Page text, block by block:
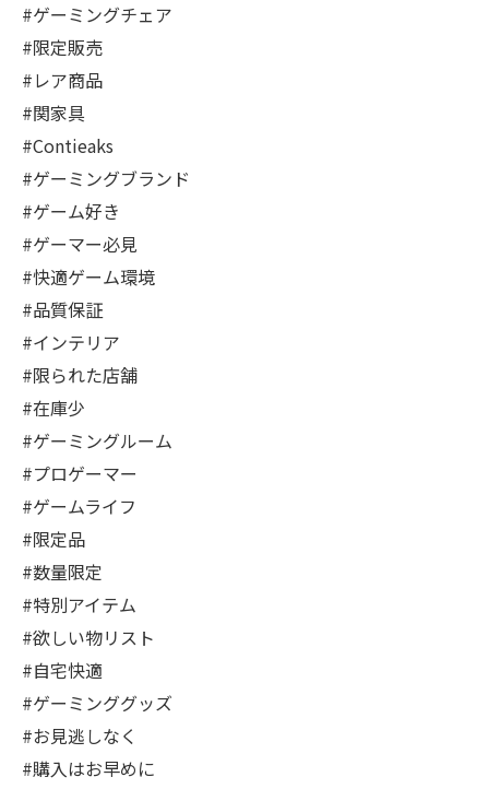
#ゲーミングチェア
#限定販売
#レア商品
#関家具
#Contieaks
#ゲーミングブランド
#ゲーム好き
#ゲーマー必見
#快適ゲーム環境
#品質保証
#インテリア
#限られた店舗
#在庫少
#ゲーミングルーム
#プロゲーマー
#ゲームライフ
#限定品
#数量限定
#特別アイテム
#欲しい物リスト
#自宅快適
#ゲーミンググッズ
#お見逃しなく
#購入はお早めに